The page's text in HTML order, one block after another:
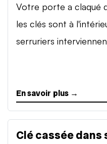
Votre porte a claqué
les clés sont à
serruriers
En savoir plus →
Clé cassée dans